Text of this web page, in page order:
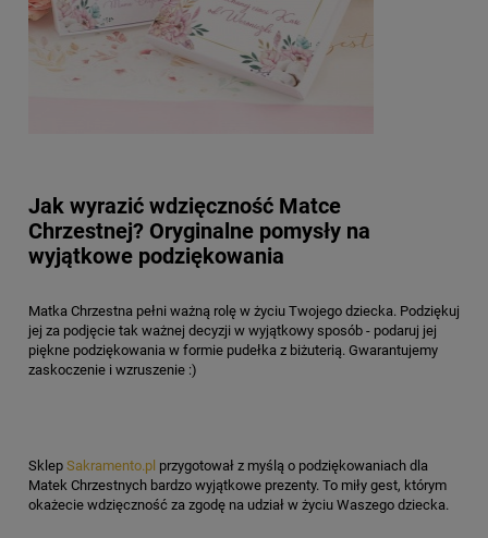
Jak wyrazić wdzięczność Matce
Chrzestnej? Oryginalne pomysły na
wyjątkowe podziękowania
Matka Chrzestna pełni ważną rolę w życiu Twojego dziecka. Podziękuj
jej za podjęcie tak ważnej decyzji w wyjątkowy sposób - podaruj jej
piękne podziękowania w formie pudełka z biżuterią. Gwarantujemy
zaskoczenie i wzruszenie :)
Sklep Sakramento.pl przygotował z myślą o podziękowaniach dla
Matek Chrzestnych bardzo wyjątkowe prezenty. To miły gest, którym
okażecie wdzięczność za zgodę na udział w życiu Waszego dziecka.